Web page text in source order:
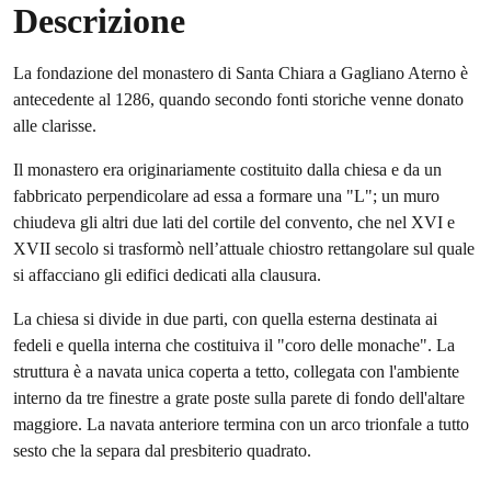
Descrizione
La fondazione del monastero di Santa Chiara a Gagliano Aterno è
antecedente al 1286, quando secondo fonti storiche venne donato
alle clarisse.
Il monastero era originariamente costituito dalla chiesa e da un
fabbricato perpendicolare ad essa a formare una "L"; un muro
chiudeva gli altri due lati del cortile del convento, che nel XVI e
XVII secolo si trasformò nell’attuale chiostro rettangolare sul quale
si affacciano gli edifici dedicati alla clausura.
La chiesa si divide in due parti, con quella esterna destinata ai
fedeli e quella interna che costituiva il "coro delle monache". La
struttura è a navata unica coperta a tetto, collegata con l'ambiente
interno da tre finestre a grate poste sulla parete di fondo dell'altare
maggiore. La navata anteriore termina con un arco trionfale a tutto
sesto che la separa dal presbiterio quadrato.